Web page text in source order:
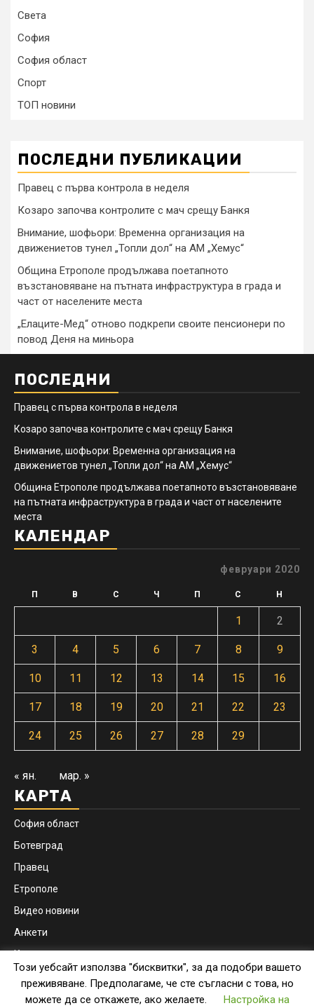
Света
София
София област
Спорт
ТОП новини
ПОСЛЕДНИ ПУБЛИКАЦИИ
Правец с първа контрола в неделя
Козаро започва контролите с мач срещу Банкя
Внимание, шофьори: Временна организация на
движениетов тунел „Топли дол“ на АМ „Хемус“
Община Етрополе продължава поетапното
възстановяване на пътната инфраструктура в града и
част от населените места
„Елаците-Мед“ отново подкрепи своите пенсионери по
повод Деня на миньора
ПОСЛЕДНИ
Правец с първа контрола в неделя
Козаро започва контролите с мач срещу Банкя
Внимание, шофьори: Временна организация на
движениетов тунел „Топли дол“ на АМ „Хемус“
Община Етрополе продължава поетапното възстановяване
на пътната инфраструктура в града и част от населените
места
КАЛЕНДАР
февруари 2020
П В С Ч П С Н
1 2
3 4 5 6 7 8 9
10 11 12 13 14 15 16
17 18 19 20 21 22 23
24 25 26 27 28 29
« ян. мар. »
КАРТА
София област
Ботевград
Правец
Етрополе
Видео новини
Анкети
Контакти
Този уебсайт използва "бисквитки", за да подобри вашето
преживяване. Предполагаме, че сте съгласни с това, но
можете да се откажете, ако желаете.
Настройка на